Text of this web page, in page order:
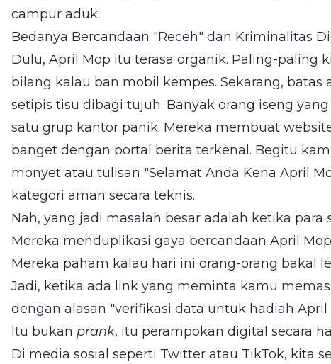
campur aduk.
Bedanya Bercandaan "Receh" dan Kriminalitas
Dulu, April Mop itu terasa organik. Paling-paling
bilang kalau ban mobil kempes. Sekarang,
setipis tisu dibagi tujuh. Banyak orang iseng
satu grup kantor panik. Mereka membuat
banget dengan portal berita terkenal. Begitu
monyet atau tulisan "Selamat Anda Kena April
kategori aman secara teknis.
Nah, yang jadi masalah besar adalah ketika para
Mereka menduplikasi gaya bercandaan April
Mereka paham kalau hari ini orang-orang bakal
Jadi, ketika ada link yang meminta kamu
dengan alasan "verifikasi data untuk hadiah
Itu bukan prank, itu perampokan digital secara
Di media sosial seperti Twitter atau TikTok, kita